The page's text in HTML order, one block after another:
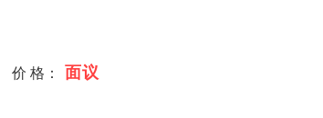
价 格： 面议